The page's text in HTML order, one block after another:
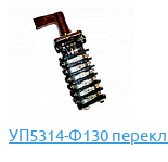
УП5314-Ф130